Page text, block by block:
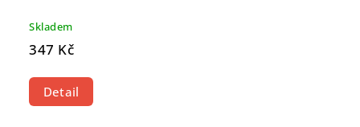
Skladem
347 Kč
Detail